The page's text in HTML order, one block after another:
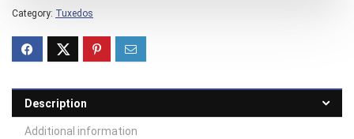
Category: Tuxedos
Description
Additional information